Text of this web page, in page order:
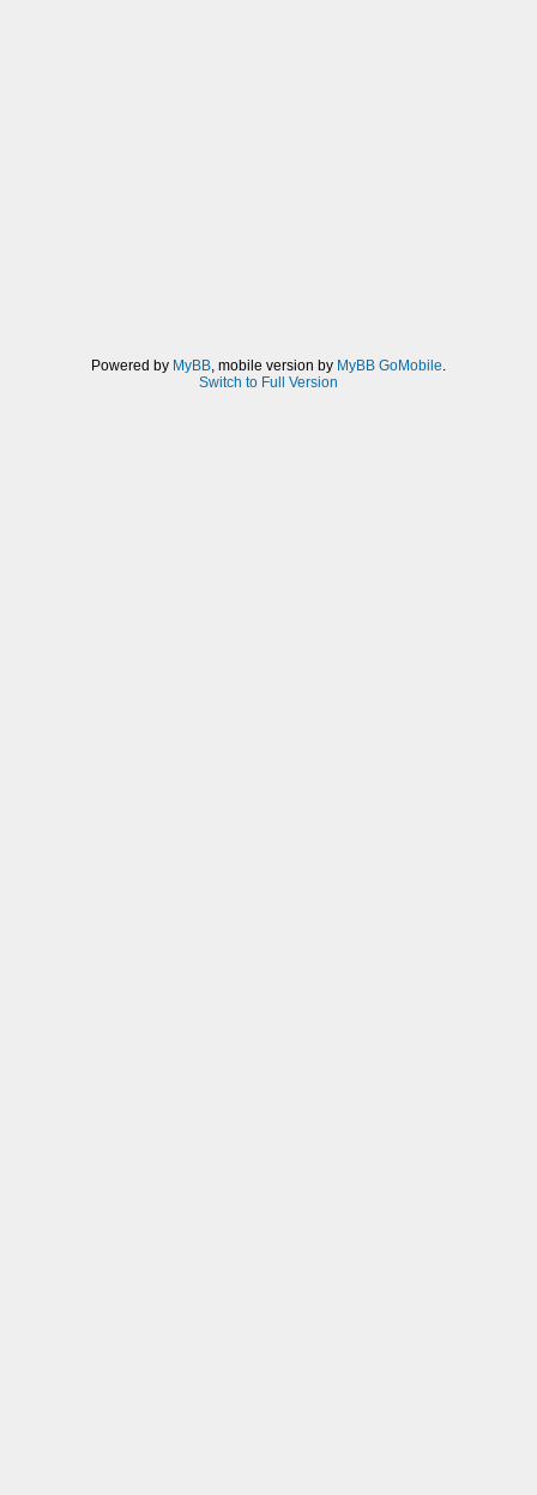
Powered by MyBB, mobile version by MyBB GoMobile.
Switch to Full Version